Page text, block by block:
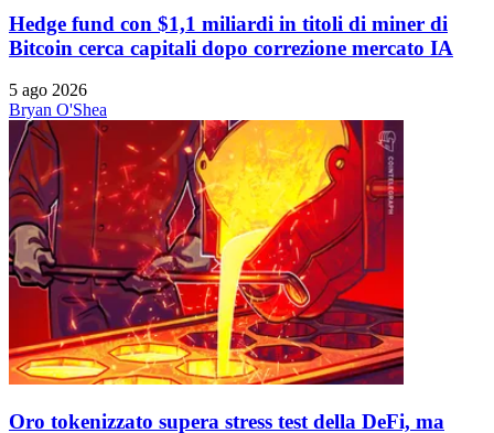
Hedge fund con $1,1 miliardi in titoli di miner di
Bitcoin cerca capitali dopo correzione mercato IA
5 ago 2026
Bryan O'Shea
Oro tokenizzato supera stress test della DeFi, ma